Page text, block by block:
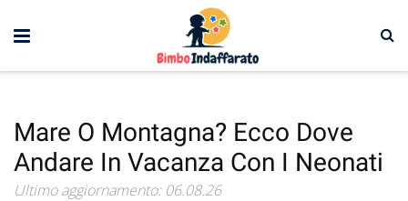
Mare O Montagna? Ecco Dove
Andare In Vacanza Con I Neonati
Ultimo aggiornamento: 06.08.26